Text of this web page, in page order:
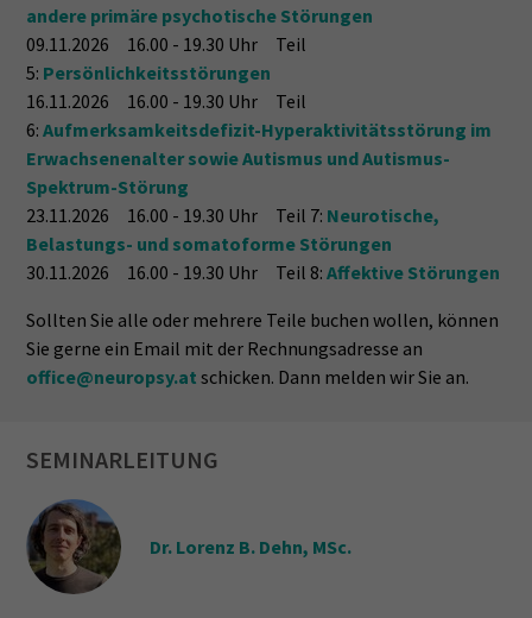
andere primäre psychotische Störungen
09.11.2026 16.00 - 19.30 Uhr Teil
5: Persönlichkeitsstörungen
16.11.2026 16.00 - 19.30 Uhr Teil
6:Aufmerksamkeitsdefizit-Hyperaktivitätsstörung im
Erwachsenenalter sowie Autismus und Autismus-
Spektrum-Störung
23.11.2026 16.00 - 19.30 Uhr Teil 7: Neurotische,
Belastungs- und somatoforme Störungen
30.11.2026 16.00 - 19.30 Uhr Teil 8:Affektive Störungen
Sollten Sie alle oder mehrere Teile buchen wollen, können
Sie gerne ein Email mit der Rechnungsadresse an
office@neuropsy.at schicken. Dann melden wir Sie an.
SEMINARLEITUNG
Dr. Lorenz B. Dehn, MSc.